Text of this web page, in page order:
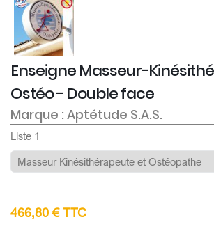
Enseigne Masseur-
Ostéo - Double face
Marque : Aptétude S.A.S.
Liste 1
466,80 € TTC